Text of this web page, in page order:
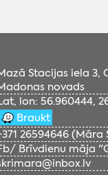
Stacijas iela 3,
novads
lon: 56.960444,
Braukt
26594646 (Māra
Brīvdienu māja